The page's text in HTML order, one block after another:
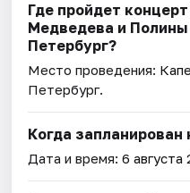
Где пройдет
Медведева и
Петербург?
Место проведения:
Петербург.
Когда запланирован
Дата и время:6 августа